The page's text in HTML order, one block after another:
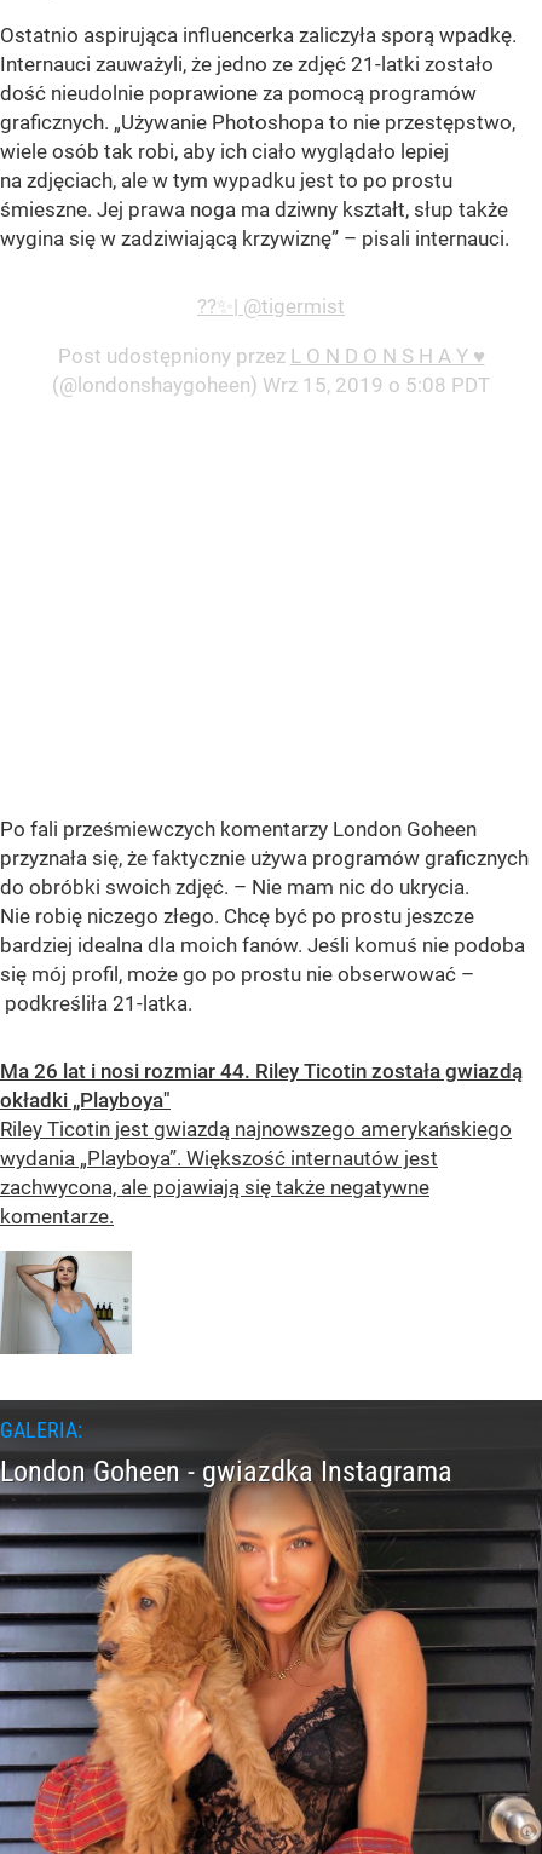
Ostatnio aspirująca influencerka zaliczyła sporą wpadkę.
Internauci zauważyli, że jedno ze zdjęć 21-latki zostało
dość nieudolnie poprawione za pomocą programów
graficznych. „Używanie Photoshopa to nie przestępstwo,
wiele osób tak robi, aby ich ciało wyglądało lepiej
na zdjęciach, ale w tym wypadku jest to po prostu
śmieszne. Jej prawa noga ma dziwny kształt, słup także
wygina się w zadziwiającą krzywiznę” – pisali internauci.
??✨| @tigermist
Post udostępniony przez L O N D O N S H A Y ♥
(@londonshaygoheen) Wrz 15, 2019 o 5:08 PDT
Po fali prześmiewczych komentarzy London Goheen
przyznała się, że faktycznie używa programów graficznych
do obróbki swoich zdjęć. – Nie mam nic do ukrycia.
Nie robię niczego złego. Chcę być po prostu jeszcze
bardziej idealna dla moich fanów. Jeśli komuś nie podoba
się mój profil, może go po prostu nie obserwować –
podkreśliła 21-latka.
Ma 26 lat i nosi rozmiar 44. Riley Ticotin została gwiazdą
okładki „Playboya"
Riley Ticotin jest gwiazdą najnowszego amerykańskiego
wydania „Playboya”. Większość internautów jest
zachwycona, ale pojawiają się także negatywne
komentarze.